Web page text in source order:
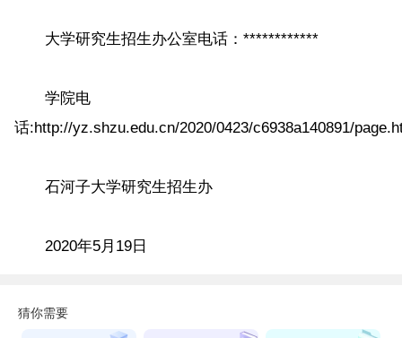
大学研究生招生办公室电话：************
学院电
话:http://yz.shzu.edu.cn/2020/0423/c6938a140891/
石河子大学研究生招生办
2020年5月19日